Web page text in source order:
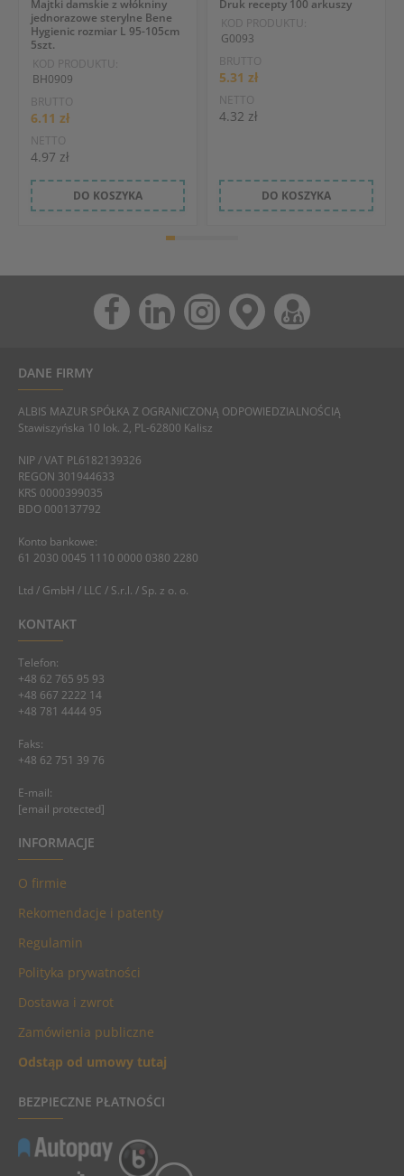
Majtki damskie z włókniny
jednorazowe sterylne Bene
Hygienic rozmiar L 95-105cm
5szt.
KOD PRODUKTU:
BH0909
BRUTTO
6.11 zł
NETTO
4.97 zł
DO KOSZYKA
Druk recepty 100 arkuszy
KOD PRODUKTU:
G0093
BRUTTO
5.31 zł
NETTO
4.32 zł
DO KOSZYKA
DANE FIRMY
ALBIS MAZUR SPÓŁKA Z OGRANICZONĄ ODPOWIEDZIALNOŚCIĄ
Stawiszyńska 10 lok. 2, PL-62800 Kalisz
NIP / VAT PL6182139326
REGON 301944633
KRS 0000399035
BDO 000137792
Konto bankowe:
61 2030 0045 1110 0000 0380 2280
Ltd / GmbH / LLC / S.r.l. / Sp. z o. o.
KONTAKT
Telefon:
+48 62 765 95 93
+48 667 2222 14
+48 781 4444 95
Faks:
+48 62 751 39 76
E-mail:
[email protected]
INFORMACJE
O firmie
Rekomendacje i patenty
Regulamin
Polityka prywatności
Dostawa i zwrot
Zamówienia publiczne
Odstąp od umowy tutaj
BEZPIECZNE PŁATNOŚCI